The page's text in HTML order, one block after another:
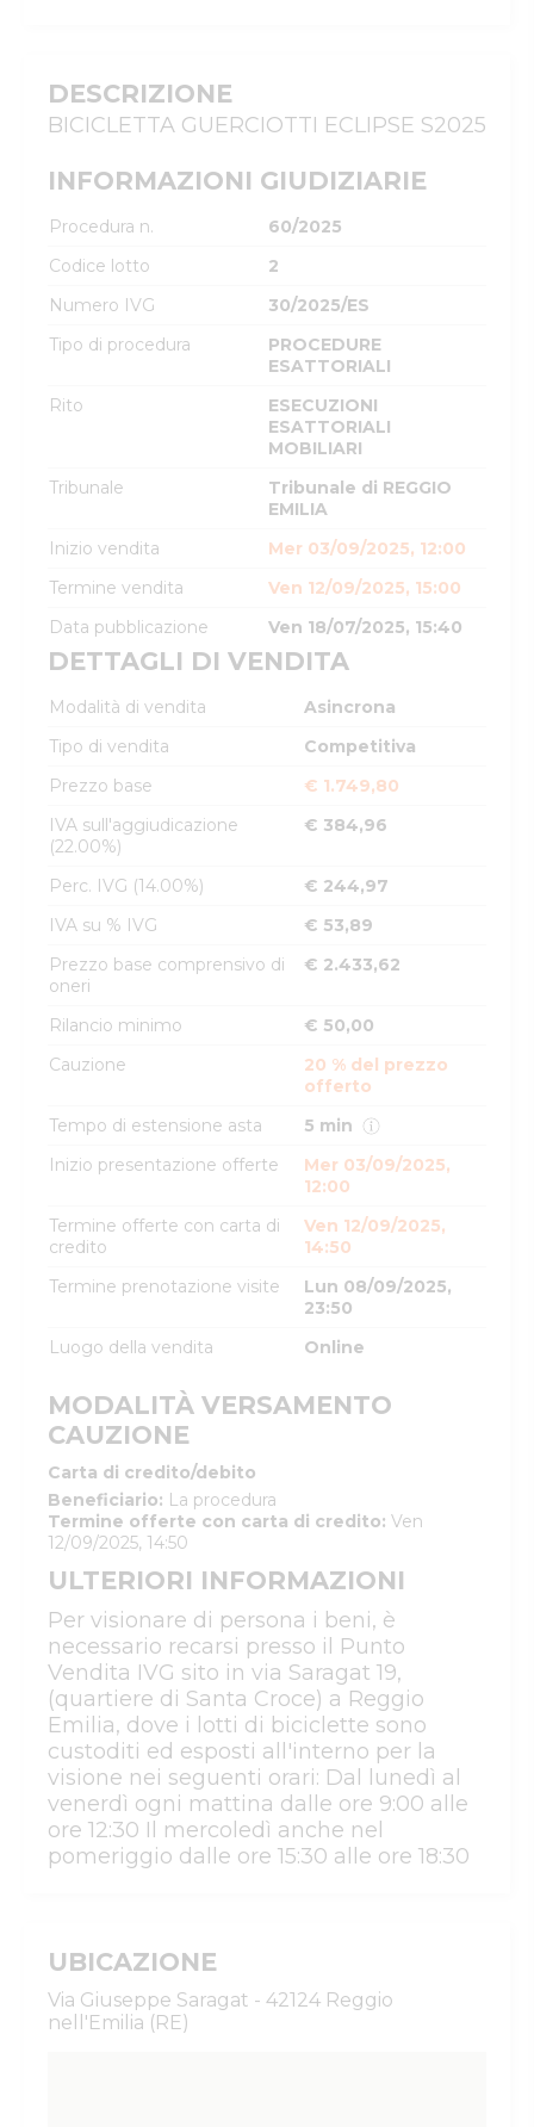
DESCRIZIONE
BICICLETTA GUERCIOTTI ECLIPSE S2025
INFORMAZIONI GIUDIZIARIE
Procedura n.
60/2025
Codice lotto
2
Numero IVG
30/2025/ES
Tipo di procedura
PROCEDURE
ESATTORIALI
Rito
ESECUZIONI
ESATTORIALI
MOBILIARI
Tribunale
Tribunale di REGGIO
EMILIA
Inizio vendita
Mer 03/09/2025, 12:00
Termine vendita
Ven 12/09/2025, 15:00
Data pubblicazione
Ven 18/07/2025, 15:40
DETTAGLI DI VENDITA
Modalità di vendita
Asincrona
Tipo di vendita
Competitiva
Prezzo base
€ 1.749,80
IVA sull'aggiudicazione
(22.00%)
€ 384,96
Perc. IVG (14.00%)
€ 244,97
IVA su % IVG
€ 53,89
Prezzo base comprensivo di
oneri
€ 2.433,62
Rilancio minimo
€ 50,00
Cauzione
20 % del prezzo
offerto
Tempo di estensione asta
5 min
Inizio presentazione offerte
Mer 03/09/2025,
12:00
Termine offerte con carta di
credito
Ven 12/09/2025,
14:50
Termine prenotazione visite
Lun 08/09/2025,
23:50
Luogo della vendita
Online
MODALITÀ VERSAMENTO
CAUZIONE
Carta di credito/debito
Beneficiario: La procedura
Termine offerte con carta di credito: Ven
12/09/2025, 14:50
ULTERIORI INFORMAZIONI
Per visionare di persona i beni, è
necessario recarsi presso il Punto
Vendita IVG sito in via Saragat 19,
(quartiere di Santa Croce) a Reggio
Emilia, dove i lotti di biciclette sono
custoditi ed esposti all'interno per la
visione nei seguenti orari: Dal lunedì al
venerdì ogni mattina dalle ore 9:00 alle
ore 12:30 Il mercoledì anche nel
pomeriggio dalle ore 15:30 alle ore 18:30
UBICAZIONE
Via Giuseppe Saragat - 42124 Reggio
nell'Emilia (RE)